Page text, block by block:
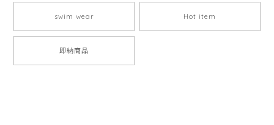
swim wear Hot item
即納商品